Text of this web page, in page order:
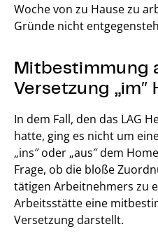
Woche von zu Hause zu
Gründe nicht
Mitbestimmung
Versetzung „im″
In dem Fall, den das LAG
hatte, ging es nicht um
„ins″ oder „aus″ dem
Frage, ob die bloße
tätigen Arbeitnehmers zu
Arbeitsstätte eine
Versetzung darstellt.